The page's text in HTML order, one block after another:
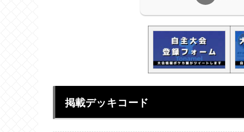
掲載デッキコード